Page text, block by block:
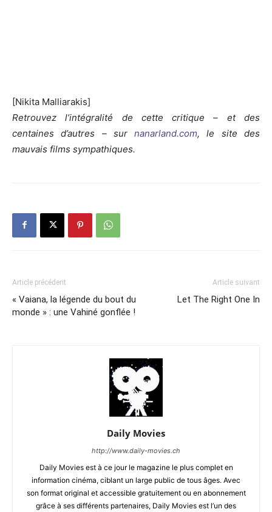
[Nikita Malliarakis]
Retrouvez l’intégralité de cette critique – et des
centaines d’autres – surnanarland.com, le site des
mauvais films sympathiques.
Article précédent
« Vaiana, la légende du bout du
monde » : une Vahiné gonflée !
Article suivant
Let The Right One In
Daily Movies
http://www.daily-movies.ch
Daily Movies est à ce jour le magazine le plus complet en
information cinéma, ciblant un large public de tous âges. Avec
son format original et accessible gratuitement ou en abonnement
grâce à ses différents partenaires, Daily Movies est l’un des